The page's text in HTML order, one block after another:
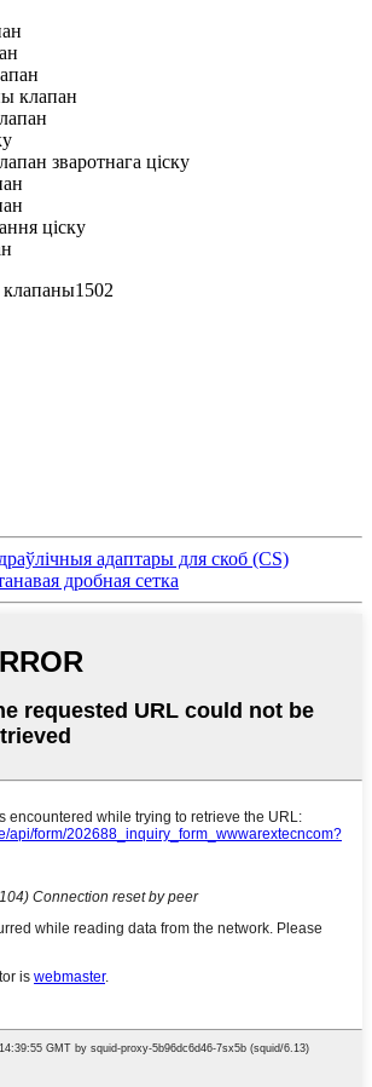
клапан
зваротнага ціску
ціску
адаптары для скоб (CS)
дробная сетка